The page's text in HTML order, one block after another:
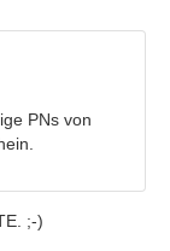
PNs von
;-)